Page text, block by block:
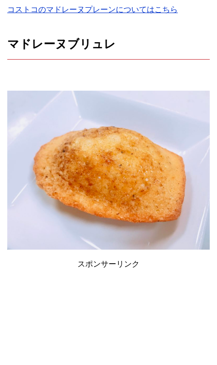
コストコのマドレーヌプレーンについてはこちら
マドレーヌブリュレ
スポンサーリンク